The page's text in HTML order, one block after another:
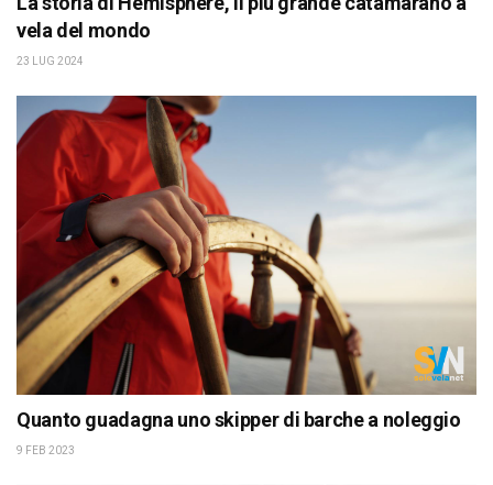
vela del mondo
23 LUG 2024
Quanto guadagna uno skipper di barche a noleggio
9 FEB 2023